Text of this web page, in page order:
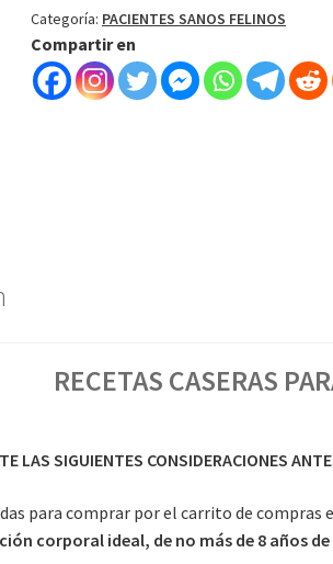
Categoría: PACIENTES SANOS FELINOS
Compartir en
RECETAS CASERAS
LAS SIGUIENTES CONSIDERACIONES
para comprar por el carrito de compras
corporal ideal, de no más de 8 años de